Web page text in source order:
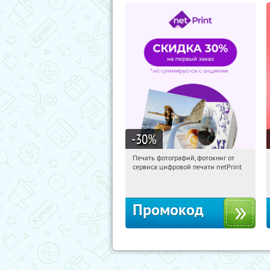
-30%
17:51:00 Получили:
Печать фотографий, фотокниг от
сервиса цифровой печати netPrint
Промокод